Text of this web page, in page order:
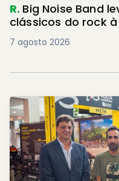
R. Big Noise Band
clássicos do rock
7 agosto 2026